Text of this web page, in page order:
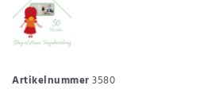
Artikelnummer3580